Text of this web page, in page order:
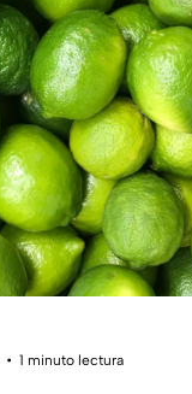
1 minuto lectura